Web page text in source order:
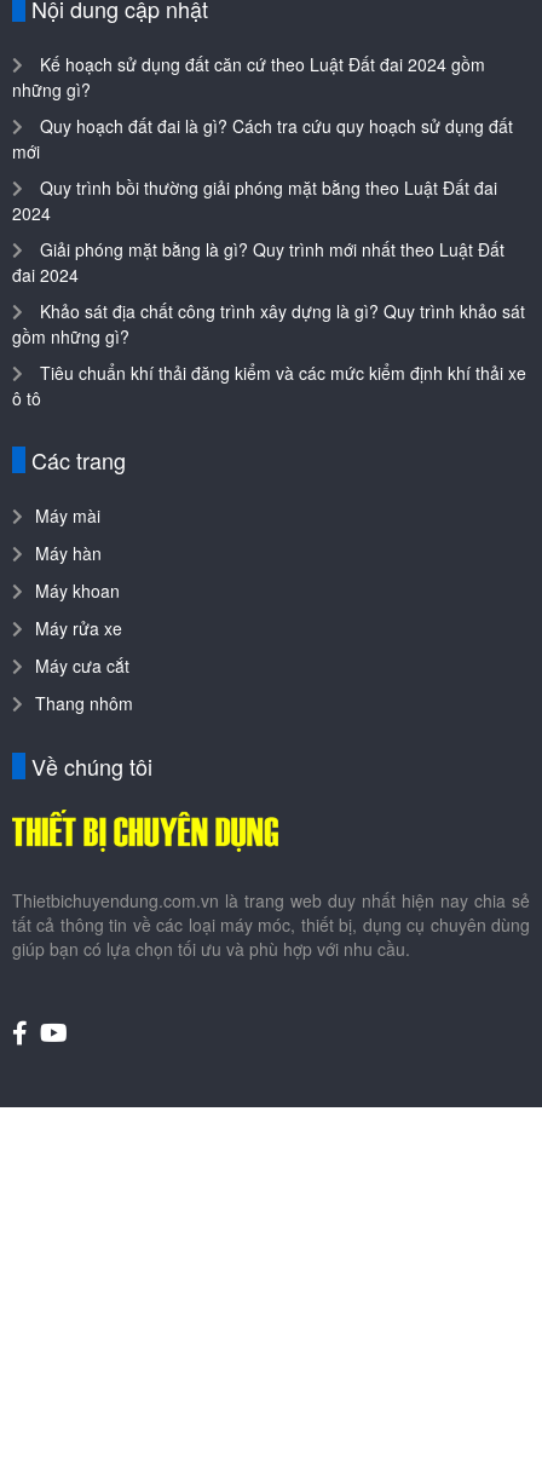
Nội dung cập nhật
Kế hoạch sử dụng đất căn cứ theo Luật Đất đai 2024 gồm
những gì?
Quy hoạch đất đai là gì? Cách tra cứu quy hoạch sử dụng đất
mới
Quy trình bồi thường giải phóng mặt bằng theo Luật Đất đai
2024
Giải phóng mặt bằng là gì? Quy trình mới nhất theo Luật Đất
đai 2024
Khảo sát địa chất công trình xây dựng là gì? Quy trình khảo sát
gồm những gì?
Tiêu chuẩn khí thải đăng kiểm và các mức kiểm định khí thải xe
ô tô
Các trang
Máy mài
Máy hàn
Máy khoan
Máy rửa xe
Máy cưa cắt
Thang nhôm
Về chúng tôi
Thietbichuyendung.com.vn là trang web duy nhất hiện nay chia sẻ
tất cả thông tin về các loại máy móc, thiết bị, dụng cụ chuyên dùng
giúp bạn có lựa chọn tối ưu và phù hợp với nhu cầu.